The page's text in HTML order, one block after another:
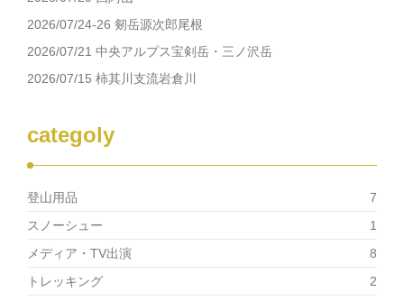
ド
ウ
で
開
ま
だ
さ
い
(新
し
ウ
で
開
き
2026/07/24-26 剱岳源次郎尾根
2026/07/21 中央アルプス宝剣岳・三ノ沢岳
2026/07/15 柿其川支流岩倉川
categoly
登山用品
7
スノーシュー
1
メディア・TV出演
8
トレッキング
2